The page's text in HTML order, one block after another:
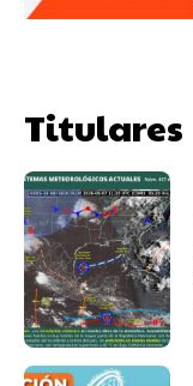
Titulares